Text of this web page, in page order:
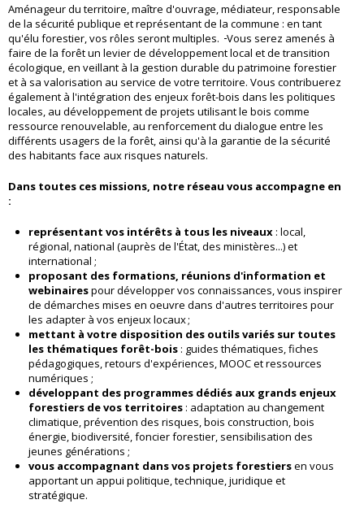
Aménageur du territoire, maître d'ouvrage, médiateur, responsable
de la sécurité publique et représentant de la commune : en tant
qu'élu forestier, vos rôles seront multiples. Vous serez amenés à
faire de la forêt un levier de développement local et de transition
écologique, en veillant à la gestion durable du patrimoine forestier
et à sa valorisation au service de votre territoire. Vous contribuerez
également à l'intégration des enjeux forêt-bois dans les politiques
locales, au développement de projets utilisant le bois comme
ressource renouvelable, au renforcement du dialogue entre les
différents usagers de la forêt, ainsi qu'à la garantie de la sécurité
des habitants face aux risques naturels.
Dans toutes ces missions, notre réseau vous accompagne en
:
représentant vos intérêts à tous les niveaux : local,
régional, national (auprès de l'État, des ministères...) et
international ;
proposant des formations, réunions d'information et
webinairespour développer vos connaissances, vous inspirer
de démarches mises en oeuvre dans d'autres territoires pour
les adapter à vos enjeux locaux ;
mettant à votre disposition des outils variés sur toutes
les thématiques forêt-bois : guides thématiques, fiches
pédagogiques, retours d'expériences, MOOC et ressources
numériques ;
développant des programmes dédiés aux grands enjeux
forestiers de vos territoires : adaptation au changement
climatique, prévention des risques, bois construction, bois
énergie, biodiversité, foncier forestier, sensibilisation des
jeunes générations ;
vous accompagnant dans vos projets forestiersen vous
apportant un appui politique, technique, juridique et
stratégique.